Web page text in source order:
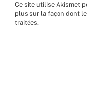
Ce site utilise Akismet
plus sur la façon dont
traitées.